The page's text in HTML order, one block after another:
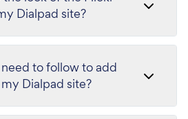
Dialpad site?
to follow to add
Dialpad site?